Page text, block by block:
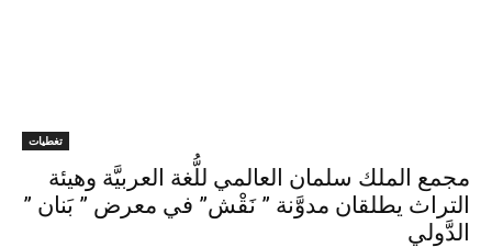
تغطيات
مجمع الملك سلمان العالمي للُّغة العربيَّة وهيئة
التراث يطلقان مدوَّنة ” نَقْش” في معرض ” بَنان ”
الدَّولي